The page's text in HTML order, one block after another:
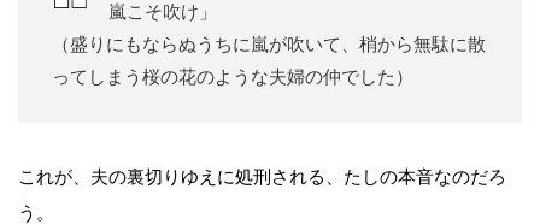
嵐こそ吹け」
（盛りにもならぬうちに嵐が吹いて、梢から無駄に散
ってしまう桜の花のような夫婦の仲でした）
これが、夫の裏切りゆえに処刑される、たしの本音なのだろ
う。